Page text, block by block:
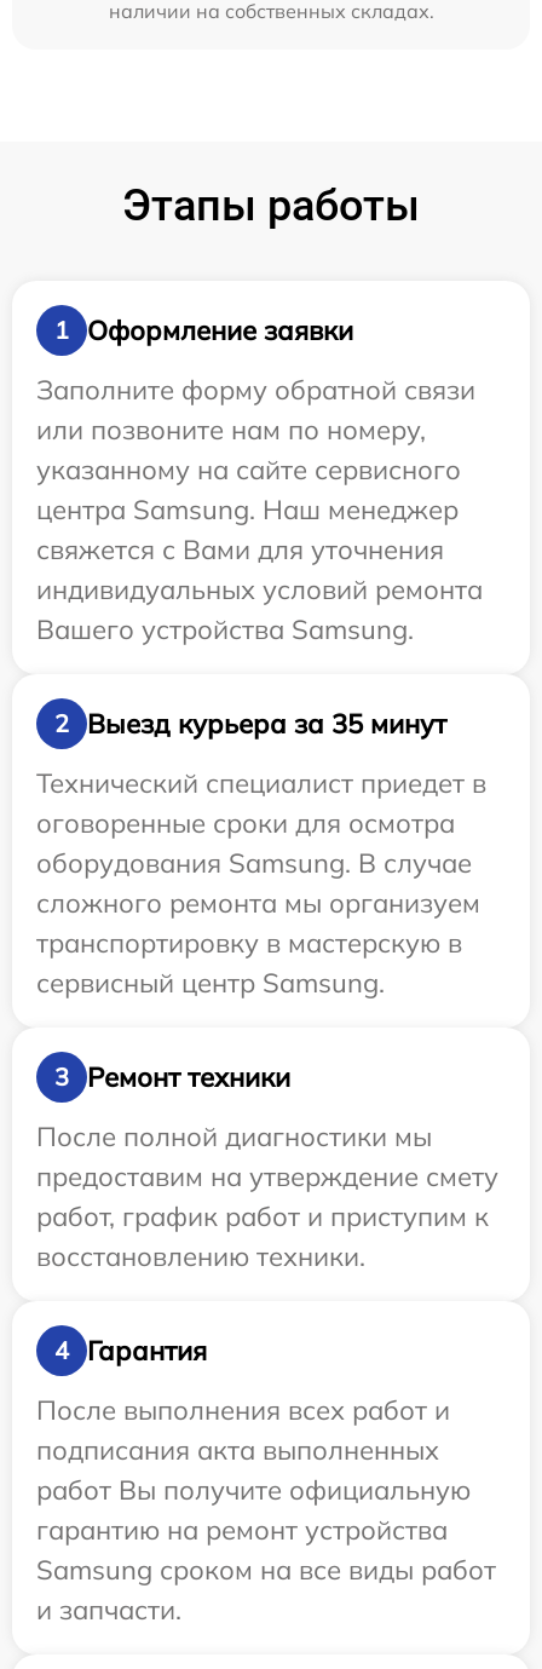
наличии на собственных складах.
Этапы работы
1
Оформление заявки
Заполните форму обратной связи
или позвоните нам по номеру,
указанному на сайте сервисного
центра Samsung. Наш менеджер
свяжется с Вами для уточнения
индивидуальных условий ремонта
Вашего устройства Samsung.
2
Выезд курьера за 35 минут
Технический специалист приедет в
оговоренные сроки для осмотра
оборудования Samsung. В случае
сложного ремонта мы организуем
транспортировку в мастерскую в
сервисный центр Samsung.
3
Ремонт техники
После полной диагностики мы
предоставим на утверждение смету
работ, график работ и приступим к
восстановлению техники.
4
Гарантия
После выполнения всех работ и
подписания акта выполненных
работ Вы получите официальную
гарантию на ремонт устройства
Samsung сроком на все виды работ
и запчасти.